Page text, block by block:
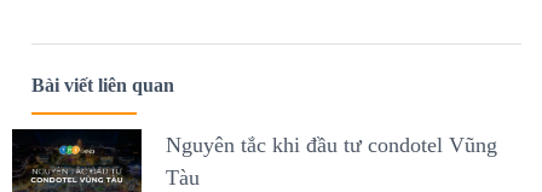
Bài viết liên quan
Nguyên tắc khi đầu tư condotel Vũng
Tàu